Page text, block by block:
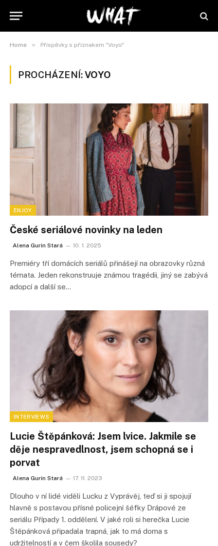
Home » Příspěvky s příznakem "Voyo"
PROCHÁZENÍ:VOYO
ENJOY
České seriálové novinky na leden
Alena Gurin Stará 10. 1. 2025
Premiéry tří domácích seriálů přinášejí na obrazovky různá
témata. Jeden rekonstruuje známou tragédii, jiný se zabývá
adopcí a další se…
INTERVIEWS
Lucie Štěpánková: Jsem lvice. Jakmile se
děje nespravedlnost, jsem schopná se i
porvat
Alena Gurin Stará 17. 11. 2023
Dlouho v ní lidé viděli Lucku z Vyprávěj, teď si ji spojují
hlavně s postavou přísné policejní šéfky Drápové ze
seriálu Případy 1. oddělení. V jaké roli si herečka Lucie
Štěpánková připadala trapná, jak to má doma s
udržitelností a v čem školila sousedy?